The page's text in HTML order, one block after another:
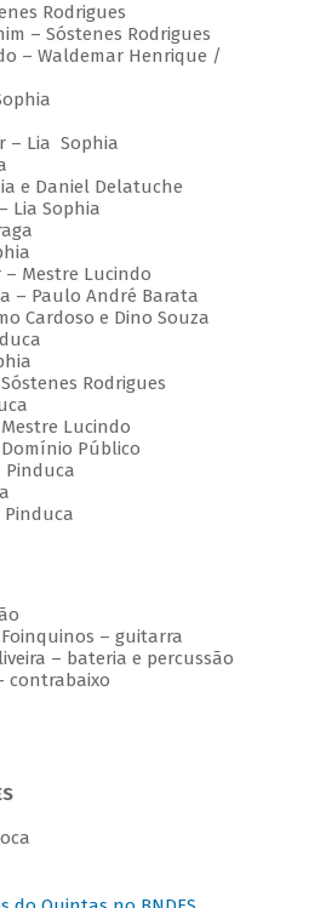
Rodrigues
– Sóstenes Rodrigues
– Waldemar Henrique /
– Lia Sophia
e Daniel Delatuche
Lia Sophia
– Mestre Lucindo
– Paulo André Barata
Cardoso e Dino Souza
Rodrigues
Lucindo
Público
Pinduca
Pinduca
– guitarra
– bateria e percussão
contrabaixo